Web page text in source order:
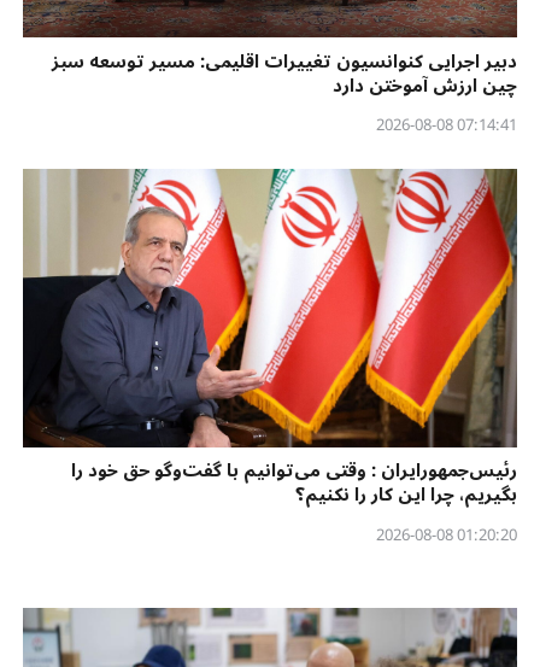
دبیر اجرایی کنوانسیون تغییرات اقلیمی: مسیر توسعه سبز
چین ارزش آموختن دارد
07:14:41 2026-08-08
رئیس‌جمهورایران : وقتی می‌توانیم با گفت‌وگو حق خود را
بگیریم، چرا این کار را نکنیم؟
01:20:20 2026-08-08